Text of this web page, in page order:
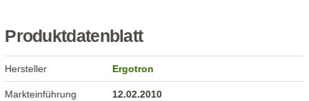
Produktdatenblatt
Hersteller Ergotron
Markteinführung 12.02.2010